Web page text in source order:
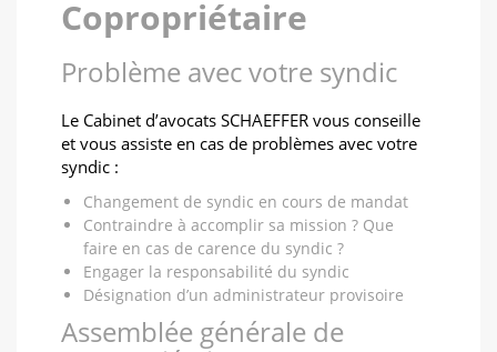
Copropriétaire
Problème avec votre syndic
Le Cabinet d’avocats SCHAEFFER vous conseille
et vous assiste en cas de problèmes avec votre
syndic :
Changement de syndic en cours de mandat
Contraindre à accomplir sa mission ? Que
faire en cas de carence du syndic ?
Engager la responsabilité du syndic
Désignation d’un administrateur provisoire
Assemblée générale de